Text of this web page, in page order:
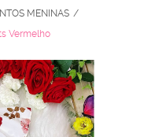
MENINAS
Vermelho